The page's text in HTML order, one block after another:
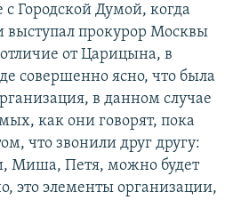
с Городской Думой, когда
выступал прокурор Москвы
от Царицына, в
совершенно ясно, что была
в данном случае
как они говорят, пока
что звонили друг другу:
Миша, Петя, можно будет
это элементы организации,